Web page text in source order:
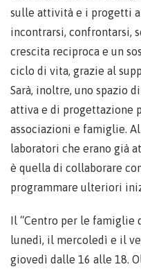
sulle attività e i progetti
incontrarsi, confrontarsi,
crescita reciproca e un
ciclo di vita, grazie al
Sarà, inoltre, uno spazio
attiva e di progettazione
associazioni e famiglie.
laboratori che erano già
è quella di collaborare
programmare ulteriori
Il “Centro per le famiglie
lunedì, il mercoledì e il
giovedì dalle 16 alle 18.